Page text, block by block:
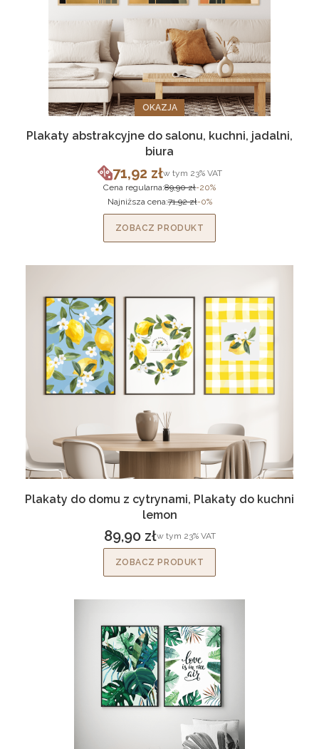
OKAZJA
Plakaty abstrakcyjne do salonu, kuchni, jadalni,
biura
Cena promocyjna brutto
71,92 złw tym %s VAT
w tym 23%VAT
Cena regularna:89,90 zł-20%
Najniższa cena:71,92 zł-0%
ZOBACZ PRODUKT
Plakaty do domu z cytrynami, Plakaty do kuchni
lemon
Cena brutto
89,90 złw tym %s VAT
w tym 23%VAT
ZOBACZ PRODUKT